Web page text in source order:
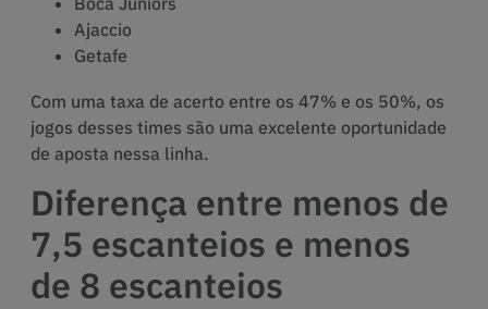
Ajaccio
Getafe
Com uma taxa de acerto entre os 47% e os 50%, os
jogos desses times são uma excelente oportunidade
de aposta nessa linha.
Diferença entre menos de
7,5 escanteios e menos
de 8 escanteios